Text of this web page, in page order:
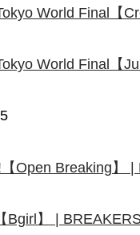
World Final【
World Final【
Open Breaking】
Bgirl】 |